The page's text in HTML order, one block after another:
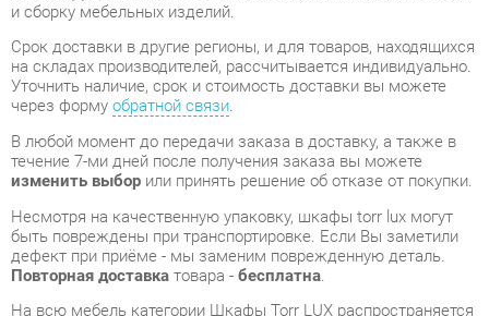
В любой момент до передачи заказа в доставку, а также в
течение 7-ми дней после получения заказа вы можете
изменить выборили принять решение об отказе от покупки.
Несмотря на качественную упаковку, шкафы torr lux могут
быть повреждены при транспортировке. Если Вы заметили
Повторная доставка товара -бесплатна .
На всю мебель категории Шкафы Torr LUX распространяется
приобретения.
Шкаф с глухими дверьми и топом Torr LUX TLHC 85.1 Венге
Магия Серо-голубой- это качественное изделие
производства , соответствующее современному
государственному стандарту.